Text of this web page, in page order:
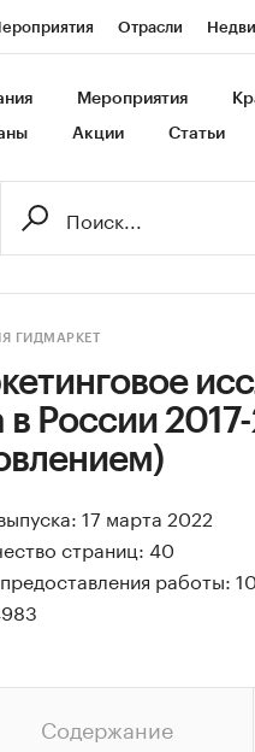
Отрасли
Франшизы Газета
Мероприятия
Акции Статьи
ГИДМАРКЕТ
в России
17 марта 2022
страниц: 40
работы:
Содержание